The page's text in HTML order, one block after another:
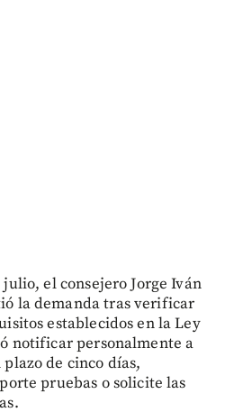
el consejero Jorge Iván
la demanda tras verificar
establecidos en la Ley
notificar personalmente a
de cinco días,
pruebas o solicite las